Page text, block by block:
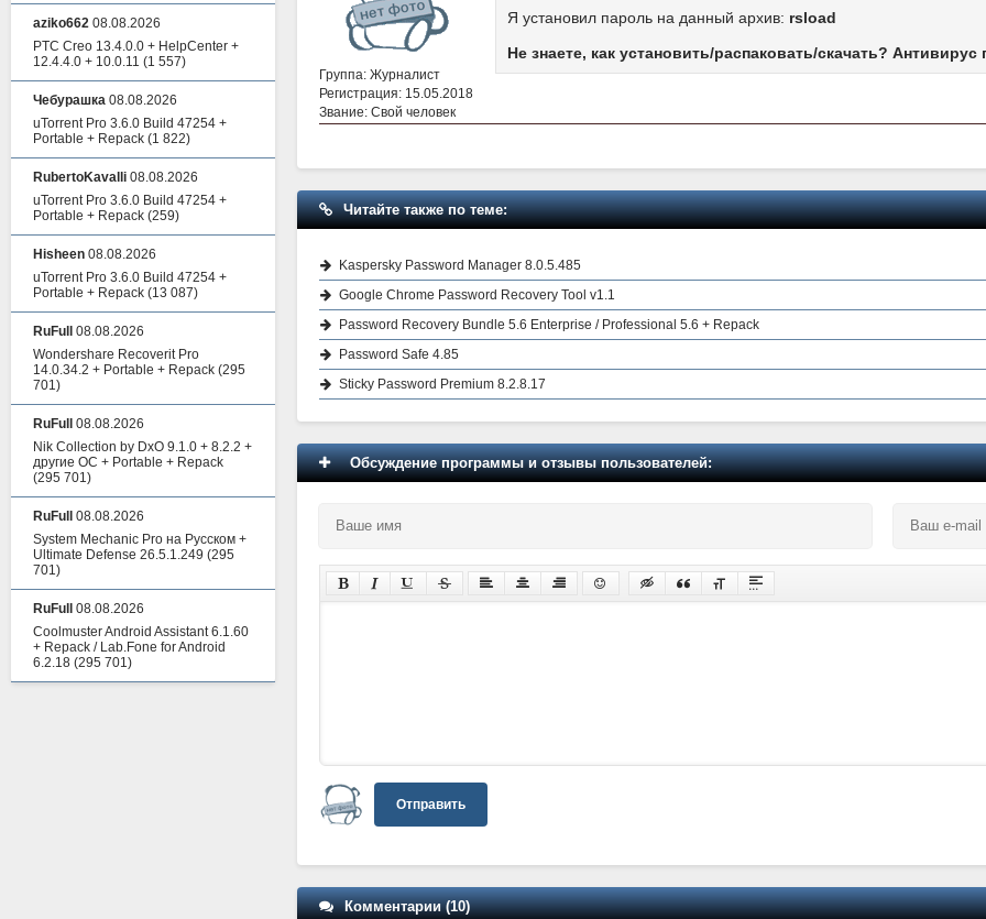
Группа: Журналист
Регистрация: 15.05.2018
Звание: Свой человек
Я установил пароль на данный архив: rsload
Не знаете, как установить/распаковать/скачать?
Читайте также по теме:
Kaspersky Password Manager 8.0.5.485
Google Chrome Password Recovery Tool v1.1
Password Recovery Bundle 5.6 Enterprise / Professional 5.6 + Repack
Password Safe 4.85
Sticky Password Premium 8.2.8.17
Обсуждение программы и отзывы пользователей:
Отправить
Комментарии (10)
aziko662 08.08.2026
PTC Creo 13.4.0.0 + HelpCenter +
12.4.4.0 + 10.0.11 (1 557)
Чебурашка 08.08.2026
uTorrent Pro 3.6.0 Build 47254 +
Portable + Repack (1 822)
RubertoKavalli 08.08.2026
uTorrent Pro 3.6.0 Build 47254 +
Portable + Repack (259)
Hisheen 08.08.2026
uTorrent Pro 3.6.0 Build 47254 +
Portable + Repack (13 087)
RuFull
08.08.2026
Wondershare Recoverit Pro
14.0.34.2 + Portable + Repack (295
701)
RuFull
08.08.2026
Nik Collection by DxO 9.1.0 + 8.2.2 +
другие ОС + Portable + Repack
(295 701)
RuFull
08.08.2026
System Mechanic Pro на Русском +
Ultimate Defense 26.5.1.249 (295
701)
RuFull
08.08.2026
Coolmuster Android Assistant 6.1.60
+ Repack / Lab.Fone for Android
6.2.18 (295 701)